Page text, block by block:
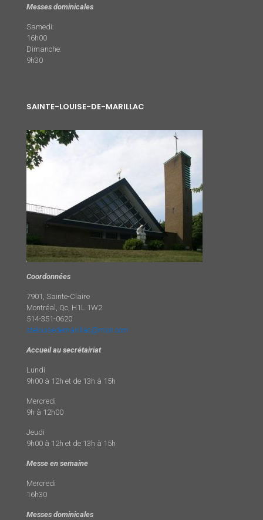
Messes dominicales
Samedi:
16h00
Dimanche:
9h30
SAINTE-LOUISE-DE-MARILLAC
Coordonnées
7901, Sainte-Claire
Montréal, Qc, H1L 1W2
514-351-0620
stelouisedemarillac@msn.com
Accueil au secrétairiat
Lundi
9h00 à 12h et de 13h à 15h
Mercredi
9h à 12h00
Jeudi
9h00 à 12h et de 13h à 15h
Messe en semaine
Mercredi
16h30
Messes dominicales